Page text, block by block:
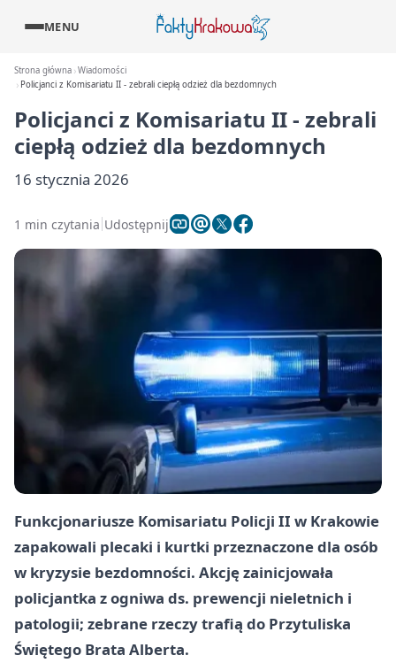
MENU
Strona główna Wiadomości
Policjanci z Komisariatu II - zebrali ciepłą odzież dla bezdomnych
Policjanci z Komisariatu II - zebrali
ciepłą odzież dla bezdomnych
16 stycznia 2026
1 min czytania Udostępnij
Funkcjonariusze Komisariatu Policji II w Krakowie
zapakowali plecaki i kurtki przeznaczone dla osób
w kryzysie bezdomności. Akcję zainicjowała
policjantka z ogniwa ds. prewencji nieletnich i
patologii; zebrane rzeczy trafią do Przytuliska
Świętego Brata Alberta.